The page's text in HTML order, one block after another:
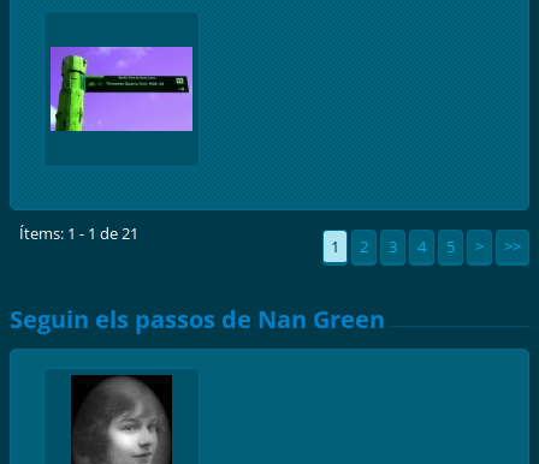
Ítems: 1 - 1 de 21
1 2 3 4 5 > >>
Seguin els passos de Nan Green